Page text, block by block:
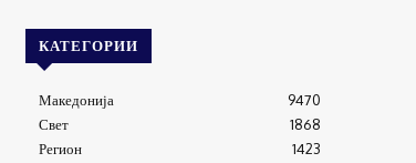
КАТЕГОРИИ
Македонија
9470
Свет
1868
Регион
1423